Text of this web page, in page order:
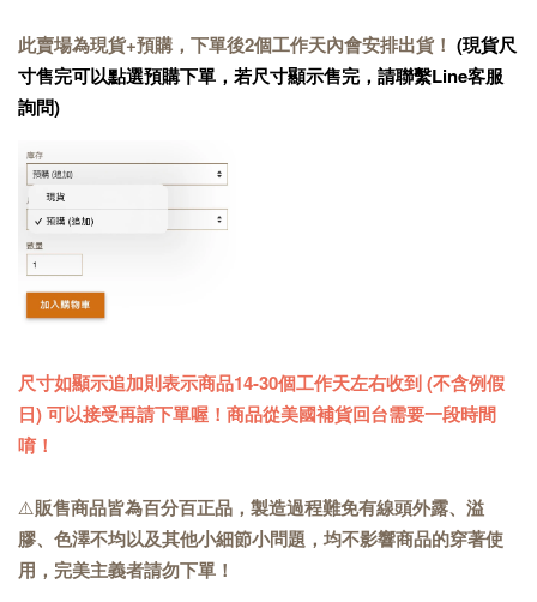
此賣場為現貨+預購，下單後2個工作天內會安排出貨！ (現貨尺
寸售完可以點選預購下單，若尺寸顯示售完，請聯繫Line客服
詢問)
尺寸如顯示追加則表示商品14-30個工作天左右收到 (不含例假
日) 可以接受再請下單喔！商品從美國補貨回台需要一段時間
唷！
⚠️販售商品皆為百分百正品，製造過程難免有線頭外露、溢
膠、色澤不均以及其他小細節小問題，均不影響商品的穿著使
用，完美主義者請勿下單！